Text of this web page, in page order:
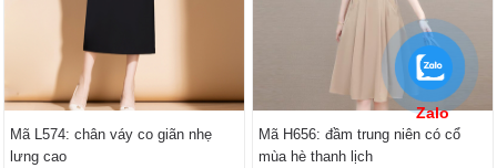
Mã L574: chân váy co giãn nhẹ
lưng cao
Mã H656: đầm trung niên có cổ
mùa hè thanh lịch
Zalo